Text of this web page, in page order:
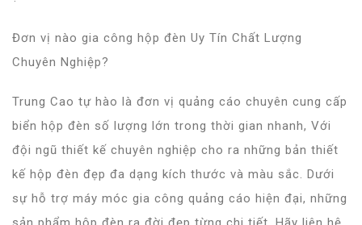
Đơn vị nào gia công hộp đèn Uy Tín Chất Lượng
Chuyên Nghiệp?
Trung Cao tự hào là đơn vị quảng cáo chuyên cung cấp
biển hộp đèn số lượng lớn trong thời gian nhanh, Với
đội ngũ thiết kế chuyên nghiệp cho ra những bản thiết
kế hộp đèn đẹp đa dạng kích thước và màu sắc. Dưới
sự hỗ trợ máy móc gia công quảng cáo hiện đại, những